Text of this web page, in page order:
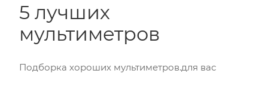
5 лучших
мультиметров
Подборка хороших мультиметров.для вас